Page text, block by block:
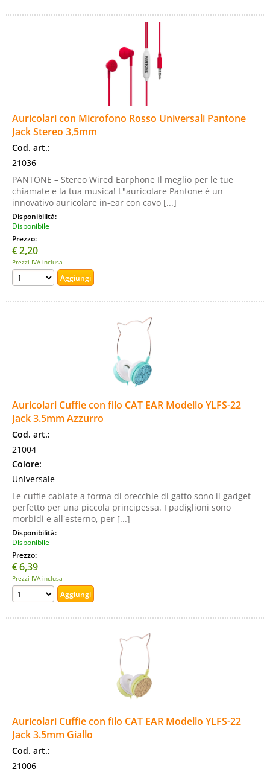
Auricolari con Microfono Rosso Universali Pantone
Jack Stereo 3,5mm
Cod. art.:
21036
PANTONE – Stereo Wired Earphone Il meglio per le tue
chiamate e la tua musica! L"auricolare Pantone è un
innovativo auricolare in-ear con cavo [...]
Disponibilità:
Disponibile
Prezzo:
€2,20
Prezzi IVA inclusa
Auricolari Cuffie con filo CAT EAR Modello YLFS-22
Jack 3.5mm Azzurro
Cod. art.:
21004
Colore:
Universale
Le cuffie cablate a forma di orecchie di gatto sono il gadget
perfetto per una piccola principessa. I padiglioni sono
morbidi e all'esterno, per [...]
Disponibilità:
Disponibile
Prezzo:
€6,39
Prezzi IVA inclusa
Auricolari Cuffie con filo CAT EAR Modello YLFS-22
Jack 3.5mm Giallo
Cod. art.:
21006